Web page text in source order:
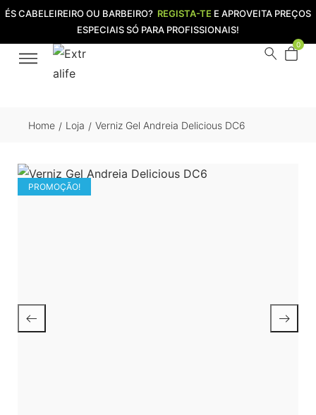
ÉS CABELEIREIRO OU BARBEIRO? REGISTA-TE E APROVEITA PREÇOS
ESPECIAIS SÓ PARA PROFISSIONAIS!
0
Home / Loja / Verniz Gel Andreia Delicious DC6
PROMOÇÃO!